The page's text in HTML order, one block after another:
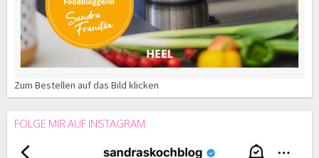
Zum Bestellen auf das Bild klicken
FOLGE MIR AUF INSTAGRAM